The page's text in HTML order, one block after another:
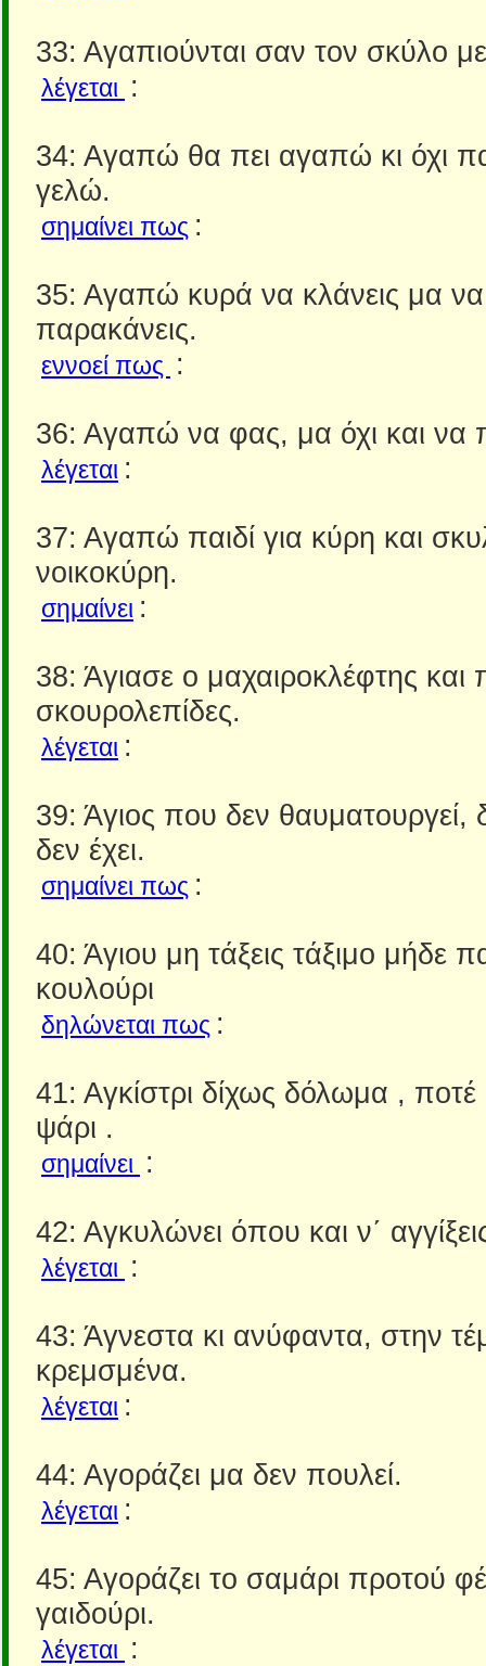
33: Αγαπιούνται σαν τον σκύλο
λέγεται :
34: Αγαπώ θα πει αγαπώ κι όχι
γελώ.
σημαίνει πως :
35: Αγαπώ κυρά να κλάνεις μα
παρακάνεις.
εννοεί πως :
36: Αγαπώ να φας, μα όχι και να
λέγεται :
37: Αγαπώ παιδί για κύρη και
νοικοκύρη.
σημαίνει :
38: Άγιασε ο μαχαιροκλέφτης και
σκουρολεπίδες.
λέγεται :
39: Άγιος που δεν θαυματουργεί,
δεν έχει.
σημαίνει πως :
40: Άγιου μη τάξεις τάξιμο μήδε
κουλούρι
δηλώνεται πως :
41: Αγκίστρι δίχως δόλωμα , ποτέ
ψάρι .
σημαίνει :
42: Αγκυλώνει όπου και ν΄
λέγεται :
43: Άγνεστα κι ανύφαντα, στην
κρεμσμένα.
λέγεται :
44: Αγοράζει μα δεν πουλεί.
λέγεται :
45: Αγοράζει το σαμάρι προτού
γαιδούρι.
λέγεται :